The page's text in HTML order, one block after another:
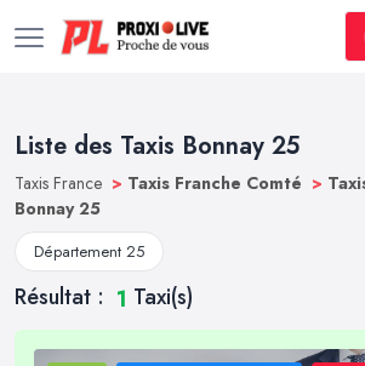
Liste des Taxis Bonnay 25
Taxis France > Taxis Franche Comté >
Bonnay 25
Département 25
Résultat : 1 Taxi(s)